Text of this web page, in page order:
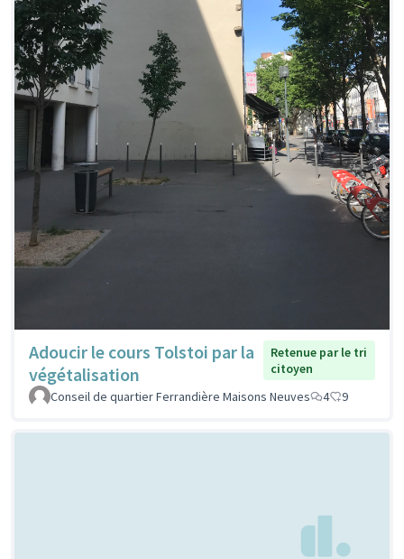
Adoucir le cours Tolstoi par la
végétalisation
Retenue par le tri
citoyen
Conseil de quartier Ferrandière Maisons Neuves
4 9